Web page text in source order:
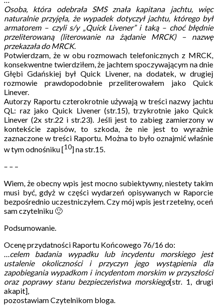
Osoba, która odebrała SMS znała kapitana jachtu, więc
naturalnie przyjęła, że wypadek dotyczył jachtu, którego był
armatorem – czyli s/y „Quick Livener” i taką – choć błędnie
przeliterowaną (literowanie na żądanie MRCK) – nazwę
przekazała do MRCK.
Potwierdzam, że w obu rozmowach telefonicznych z MRCK,
konsekwentne twierdziłem, że jachtem spoczywającym na dnie
Głębi Gdańskiej był Quick Livener, na dodatek, w drugiej
rozmowie prawdopodobnie przeliterowałem jako Quick
Linever.
Autorzy Raportu czterokrotnie używają w treści nazwy jachtu
QL: raz jako Quick Livener (str.15), trzykrotnie jako Quick
Linever (2x str.22 i str.23). Jeśli jest to zabieg zamierzony w
kontekście zapisów, to szkoda, że nie jest to wyraźnie
zaznaczone w treści Raportu. Można to było oznajmić właśnie
w tym odnośniku [10] na str.15.
– – –
Wiem, że obecny wpis jest mocno subiektywny, niestety takim
musi być, gdyż w części wydarzeń opisywanych w Raporcie
bezpośrednio uczestniczyłem. Czy mój wpis jest rzetelny, oceń
sam czytelniku 🙂
Podsumowanie
Ocenę przydatności Raportu Końcowego 76/16 do:
…celem badania wypadku lub incydentu morskiego jest
ustalenie okoliczności i przyczyn jego wystąpienia dla
zapobiegania wypadkom i incydentom morskim w przyszłości
oraz poprawy stanu bezpieczeństwa morskiego[str. 1, drugi
akapit],
pozostawiam Czytelnikom bloga.